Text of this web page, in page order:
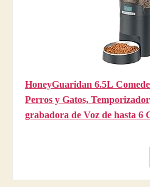
HoneyGuaridan 6.5L
Perros y Gatos,
grabadora de Voz de hasta 6